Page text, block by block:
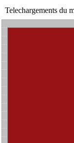
Telechargements du